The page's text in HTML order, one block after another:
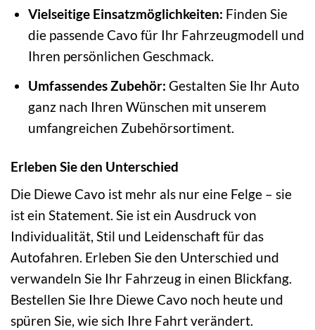
Vielseitige Einsatzmöglichkeiten: Finden Sie
die passende Cavo für Ihr Fahrzeugmodell und
Ihren persönlichen Geschmack.
Umfassendes Zubehör: Gestalten Sie Ihr Auto
ganz nach Ihren Wünschen mit unserem
umfangreichen Zubehörsortiment.
Erleben Sie den Unterschied
Die Diewe Cavo ist mehr als nur eine Felge – sie
ist ein Statement. Sie ist ein Ausdruck von
Individualität, Stil und Leidenschaft für das
Autofahren. Erleben Sie den Unterschied und
verwandeln Sie Ihr Fahrzeug in einen Blickfang.
Bestellen Sie Ihre Diewe Cavo noch heute und
spüren Sie, wie sich Ihre Fahrt verändert.